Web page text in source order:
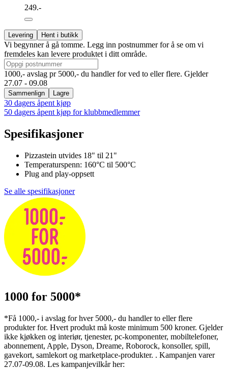
249.-
Levering Hent i butikk
Vi begynner å gå tomme. Legg inn postnummer for å se om vi
fremdeles kan levere produktet i ditt område.
1000,- avslag pr 5000,- du handler for ved to eller flere. Gjelder
27.07 - 09.08
Sammenlign Lagre
30 dagers åpent kjøp
50 dagers åpent kjøp for klubbmedlemmer
Spesifikasjoner
Pizzastein utvides 18" til 21"
Temperaturspenn: 160°C til 500°C
Plug and play-oppsett
Se alle spesifikasjoner
1000 for 5000*
*Få 1000,- i avslag for hver 5000,- du handler to eller flere
produkter for. Hvert produkt må koste minimum 500 kroner. Gjelder
ikke kjøkken og interiør, tjenester, pc-komponenter, mobiltelefoner,
abonnement, Apple, Dyson, Dreame, Roborock, konsoller, spill,
gavekort, samlekort og marketplace-produkter. . Kampanjen varer
27.07-09.08. Les kampanjevilkår her: